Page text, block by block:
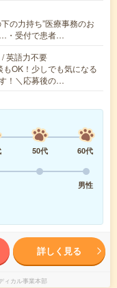
の力持ち”医療事務のお
・受付で患者…
英語力不要
OK！少しでも気になる
！＼応募後の…
50代
60代
男性
詳しく見る
ィカル事業本部